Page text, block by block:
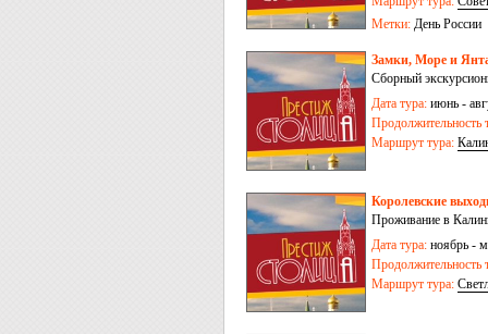
Метки: День России
Замки, Море и
Сборный
Дата тура: июнь -
Продолжительность
Маршрут тура:
Королевские
Проживание в
Дата тура: ноябрь -
Продолжительность
Маршрут тура: